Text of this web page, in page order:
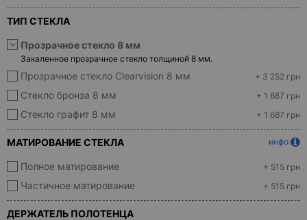
ТИП СТЕКЛА
Прозрачное стекло 8 мм
Закаленное прозрачное стекло толщиной 8 мм.
Прозрачное стекло Clearvision 8 мм + 3 252 грн
Стекло бронза 8 мм + 1 687 грн
Стекло графит 8 мм + 1 687 грн
МАТИРОВАНИЕ СТЕКЛА инфо
Полное матирование + 515 грн
Частичное матирование + 515 грн
ДЕРЖАТЕЛЬ ПОЛОТЕНЦА